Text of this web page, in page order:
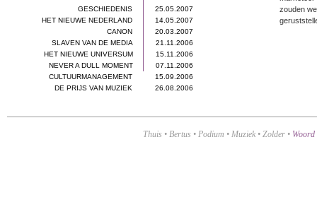
zouden
Thuis • Bertus • Podium • Muziek • Zolder • Woord
GESCHIEDENIS
25.05.2007
HET NIEUWE NEDERLAND
14.05.2007
CANON
20.03.2007
SLAVEN VAN DE MEDIA
21.11.2006
HET NIEUWE UNIVERSUM
15.11.2006
NEVER A DULL MOMENT
07.11.2006
CULTUURMANAGEMENT
15.09.2006
DE PRIJS VAN MUZIEK
26.08.2006